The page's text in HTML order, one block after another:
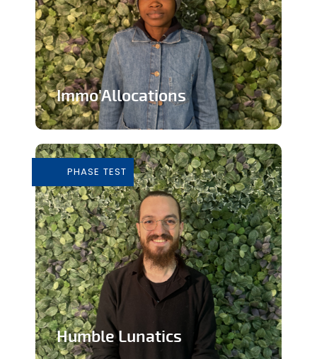
Immo'Allocations
les personnes touchant des...
En savoir plus
PHASE TEST
Humble Lunatics